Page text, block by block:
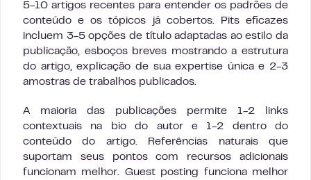
5-10 artigos recentes para entender os padrões de
conteúdo e os tópicos já cobertos. Pits eficazes
incluem 3-5 opções de título adaptadas ao estilo da
publicação, esboços breves mostrando a estrutura
do artigo, explicação de sua expertise única e 2-3
amostras de trabalhos publicados.
A maioria das publicações permite 1-2 links
contextuais na bio do autor e 1-2 dentro do
conteúdo do artigo. Referências naturais que
suportam seus pontos com recursos adicionais
funcionam melhor. Guest posting funciona melhor